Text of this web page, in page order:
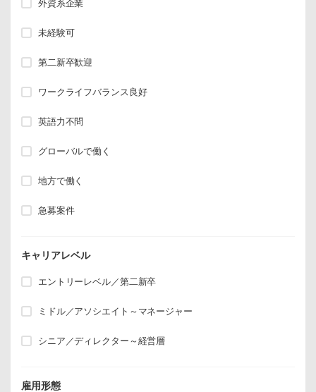
外資系企業
未経験可
第二新卒歓迎
ワークライフバランス良好
英語力不問
グローバルで働く
地方で働く
急募案件
キャリアレベル
エントリーレベル／第二新卒
ミドル／アソシエイト～マネージャー
シニア／ディレクター～経営層
雇用形態